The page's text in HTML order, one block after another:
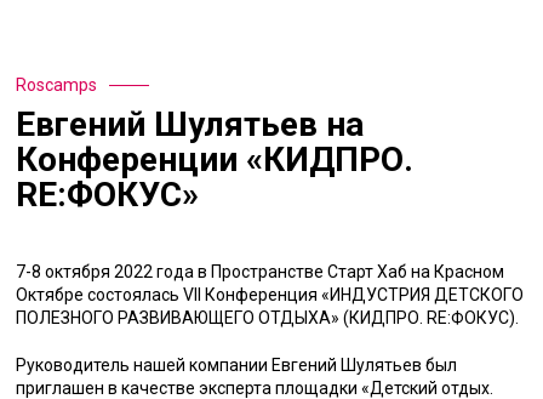
Roscamps
Евгений Шулятьев на
Конференции «КИДПРО.
RE:ФОКУС»
7-8 октября 2022 года в Пространстве Старт Хаб на Красном
Октябре состоялась VII Конференция «ИНДУСТРИЯ ДЕТСКОГО
ПОЛЕЗНОГО РАЗВИВАЮЩЕГО ОТДЫХА» (КИДПРО. RE:ФОКУС).
Руководитель нашей компании Евгений Шулятьев был
приглашен в качестве эксперта площадки «Детский отдых.